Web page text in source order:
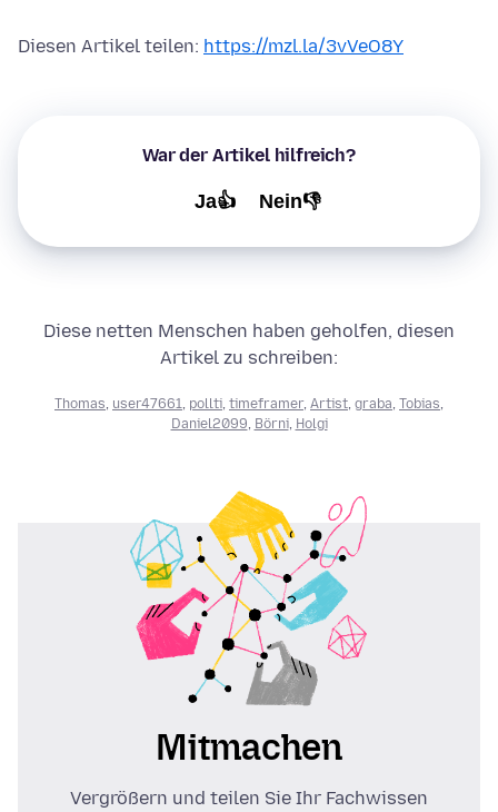
Diesen Artikel teilen: https://mzl.la/3vVeO8Y
War der Artikel hilfreich?
Ja👍 Nein👎
Diese netten Menschen haben geholfen, diesen
Artikel zu schreiben:
Thomas user47661 pollti timeframer, Artist graba Tobias
Daniel2099 Börni, Holgi
Mitmachen
Vergrößern und teilen Sie Ihr Fachwissen